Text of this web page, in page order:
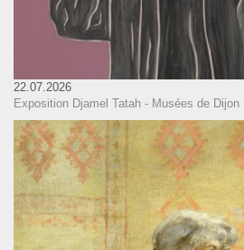
22.07.2026
Exposition Djamel Tatah - Musées de Dijon